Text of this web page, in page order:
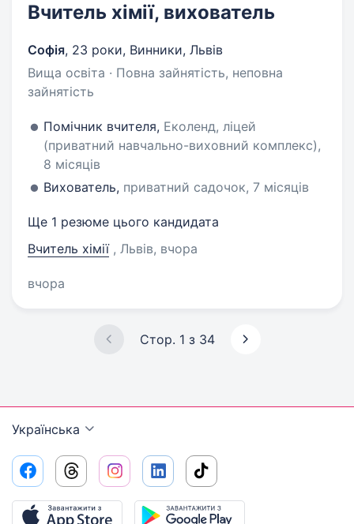
Вчитель хімії, вихователь
Софія, 23 роки, Винники, Львів
Вища освіта · Повна зайнятість, неповна
зайнятість
Помічник вчителя, Еколенд, ліцей
(приватний навчально-виховний комплекс),
8 місяців
Вихователь, приватний садочок, 7 місяців
Ще 1 резюме цього кандидата
Вчитель хімії , Львів, вчора
вчора
Стор. 1 з 34
Українська